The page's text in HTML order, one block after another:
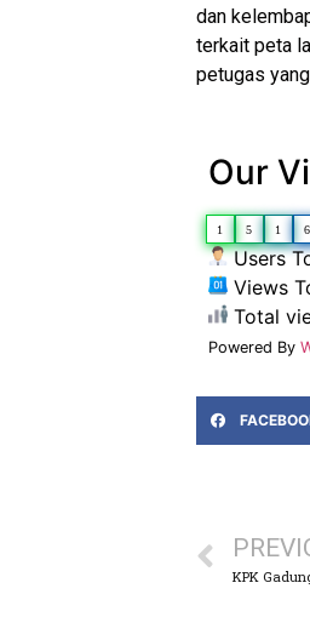
dan
terkait peta
petugas
Our
1 5 1 6
Users
Views
Total
Powered By
KPK